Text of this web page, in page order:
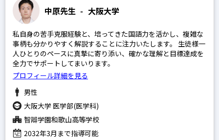
中原先生 - 大阪大学
私自身の苦手克服経験と、培ってきた国語力を活かし、複雑な
事柄も分かりやすく解説することに注力いたします。 生徒様一
人ひとりのペースに真摯に寄り添い、確かな理解と目標達成を
全力でサポートしてまいります。
プロフィール詳細を見る
男性
大阪大学 医学部(医学科)
智辯学園和歌山高等学校
2032年3月まで指導可能